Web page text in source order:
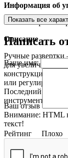
Информация об
Габаритные
Описание
Ручные
для увеличения
конструкции,
или
Последний
инструмента в
Показать все
Написать
Ваше имя:
Ваш отзыв
Внимание: HTML
текст!
Рейтинг Плохо